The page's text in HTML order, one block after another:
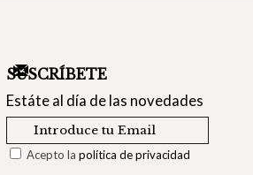
SUSCRÍBETE
Estáte al día de las novedades
Acepto lapolítica de privacidad